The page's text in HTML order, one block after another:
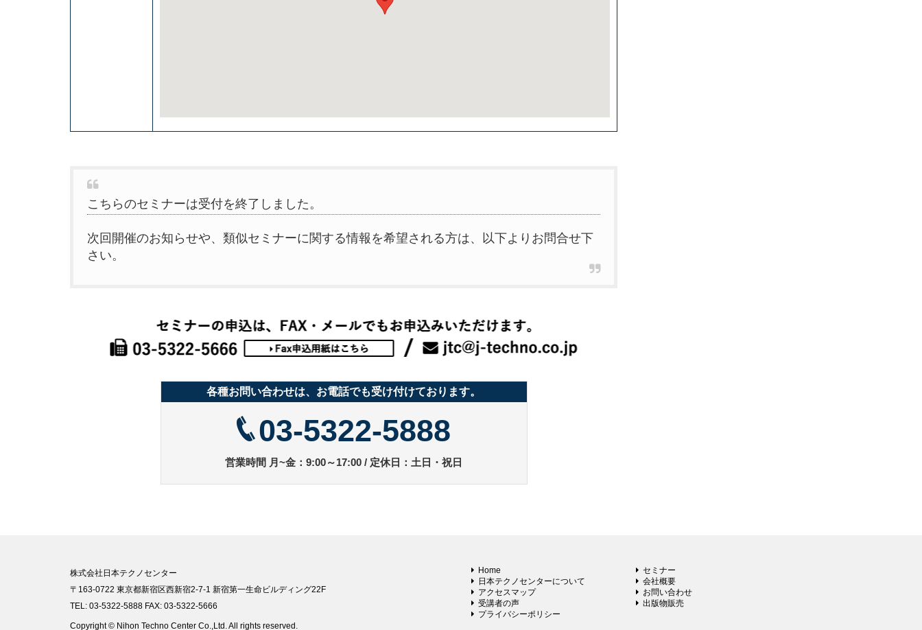
こちらのセミナーは受付を終了しました。
次回開催のお知らせや、類似セミナーに関する情報を希望される方は、以下よりお問合せ下
さい。
各種お問い合わせは、お電話でも受け付けております。
03-5322-5888
営業時間 月~金：9:00～17:00 / 定休日：土日・祝日
Home
セミナー
日本テクノセンターについて
会社概要
アクセスマップ
お問い合わせ
受講者の声
出版物販売
プライバシーポリシー
株式会社日本テクノセンター
〒163-0722 東京都新宿区西新宿2-7-1 新宿第一生命ビルディング22F
TEL: 03-5322-5888 FAX: 03-5322-5666
Copyright © Nihon Techno Center Co.,Ltd. All rights reserved.